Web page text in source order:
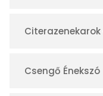
á
Csengő Énekszó